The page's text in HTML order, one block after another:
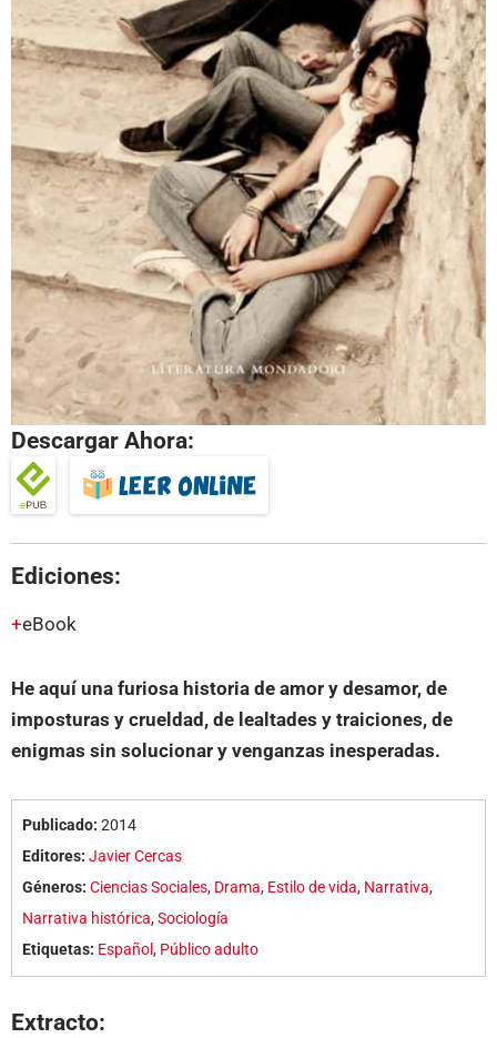
Descargar Ahora:
Ediciones:
eBook
He aquí una furiosa historia de amor y desamor, de
imposturas y crueldad, de lealtades y traiciones, de
enigmas sin solucionar y venganzas inesperadas.
Publicado: 2014
Editores: Javier Cercas
Géneros: Ciencias Sociales, Drama, Estilo de vida, Narrativa,
Narrativa histórica,Sociología
Etiquetas: Español, Público adulto
Extracto: